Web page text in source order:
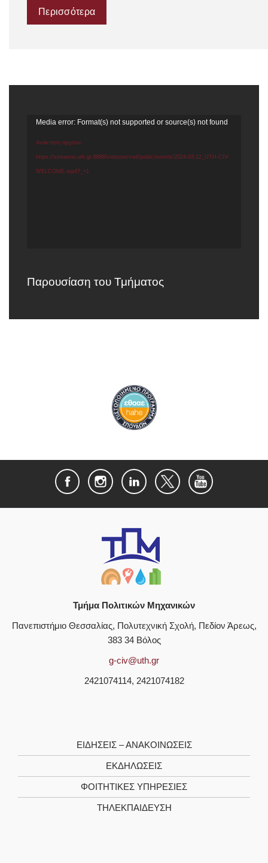
Περισσότερα
Παρουσίαση του Τμήματος
Πρόγραμμα
Media error: Format(s) not supported or source(s) not found
Ανάκτηση αρχείου:
https://streamer.uth.gr:8888/vidstore/vod/public/events/2024-03-12_UTH-CIV-
WELCOME.mp4?_=1
Τμήμα Πολιτικών Μηχανικών
Πανεπιστήμιο Θεσσαλίας, Πολυτεχνική Σχολή, Πεδίον Άρεως,
383 34 Βόλος
g-civ@uth.gr
2421074114, 2421074182
ΕΙΔΗΣΕΙΣ – ΑΝΑΚΟΙΝΩΣΕΙΣ
ΕΚΔΗΛΩΣΕΙΣ
ΦΟΙΤΗΤΙΚΈΣ ΥΠΗΡΕΣΊΕΣ
ΤΗΛΕΚΠΑΊΔΕΥΣΗ